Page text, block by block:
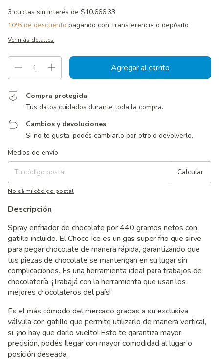
3 cuotas sin interés de $10.666,33
10% de descuento pagando con Transferencia o depósito
Ver más detalles
Compra protegida
Tus datos cuidados durante toda la compra.
Cambios y devoluciones
Si no te gusta, podés cambiarlo por otro o devolverlo.
Entregas para el CP:
Medios de envío
Calcular
No sé mi código postal
Descripción
Spray enfriador de chocolate por 440 gramos netos con
gatillo incluido. El Choco Ice es un gas super frio que sirve
para pegar chocolate de manera rápida, garantizando que
tus piezas de chocolate se mantengan en su lugar sin
complicaciones. Es una herramienta ideal para trabajos de
chocolatería. ¡Trabajá con la herramienta que usan los
mejores chocolateros del país!
Es el más cómodo del mercado gracias a su exclusiva
válvula con gatillo que permite utilizarlo de manera vertical,
si, ¡no hay que darlo vuelto! Esto te garantiza mayor
precisión, podés llegar con mayor comodidad al lugar o
posición deseada.